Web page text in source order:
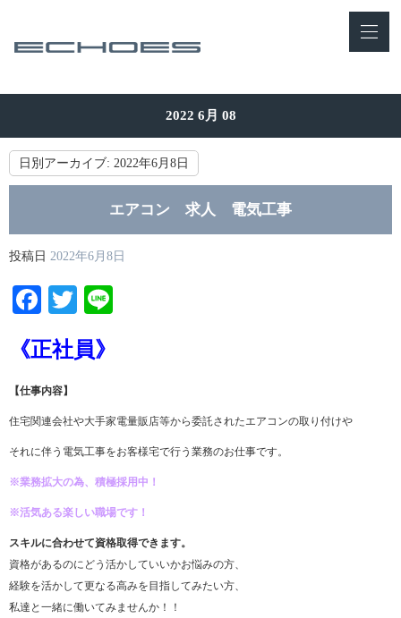
2022 6月 08
日別アーカイブ: 2022年6月8日
エアコン 求人 電気工事
投稿日 2022年6月8日
Facebook
Twitter
《正社員》
【仕事内容】
住宅関連会社や大手家電量販店等から委託されたエアコンの取り付けや
それに伴う電気工事をお客様宅で行う業務のお仕事です。
※業務拡大の為、積極採用中！
※活気ある楽しい職場です！
スキルに合わせて資格取得できます。
資格があるのにどう活かしていいかお悩みの方、
経験を活かして更なる高みを目指してみたい方、
私達と一緒に働いてみませんか！！